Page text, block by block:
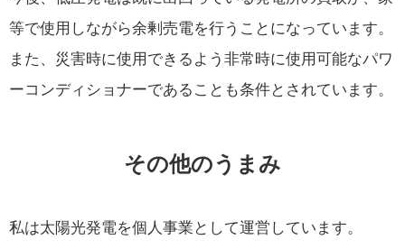
等で使用しながら余剰売電を行うことになっています。
また、災害時に使用できるよう非常時に使用可能なパワ
ーコンディショナーであることも条件とされています。
その他のうまみ
私は太陽光発電を個人事業として運営しています。